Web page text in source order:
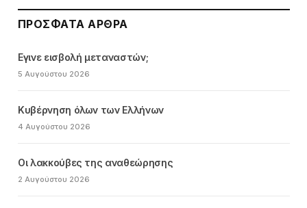
ΠΡΌΣΦΑΤΑ ΆΡΘΡΑ
Εγινε εισβολή μεταναστών;
5 Αυγούστου 2026
Κυβέρνηση όλων των Ελλήνων
4 Αυγούστου 2026
Οι λακκούβες της αναθεώρησης
2 Αυγούστου 2026